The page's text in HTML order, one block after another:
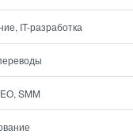
IT-разработка
SMM